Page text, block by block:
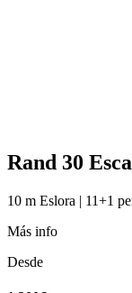
Rand 30
10 m Eslora | 11+1
Más info
Desde